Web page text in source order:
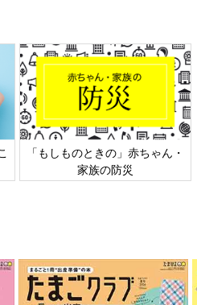
「もしものときの」赤ちゃん・
家族の防災